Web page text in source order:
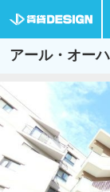
アール・オー